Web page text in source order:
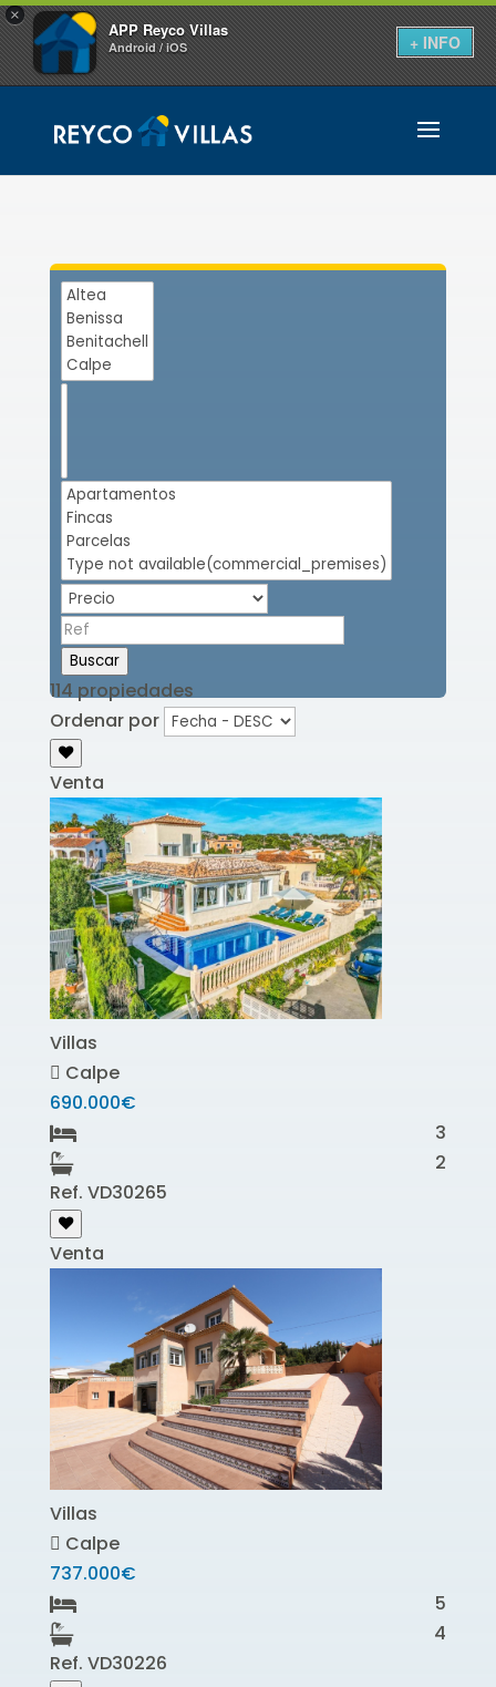
×
APP Reyco Villas
Android / iOS + INFO
Buscar
114 propiedades
Ordenar por
Venta
Villas
Calpe
690.000€
3
2
Ref. VD30265
Venta
Villas
Calpe
737.000€
5
4
Ref. VD30226